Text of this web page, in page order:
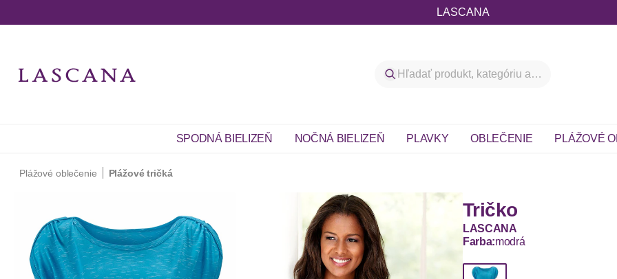
LASCANA
SPODNÁ BIELIZEŇ NOČNÁ BIELIZEŇ PLAVKY OBLEČENIE PLÁŽOVÉ
Plážové oblečenie Plážové tričká
Tričko
LASCANA
Farba:modrá